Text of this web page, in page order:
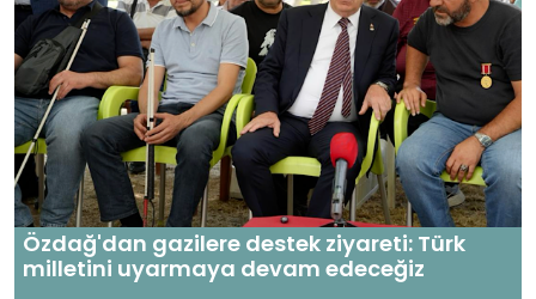
Özdağ'dan gazilere destek ziyareti: Türk
milletini uyarmaya devam edeceğiz